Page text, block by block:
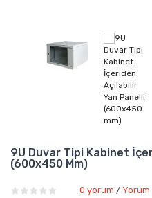
9U Duvar Tipi Kabinet
(600x450 Mm)
0 yorum / Yorum